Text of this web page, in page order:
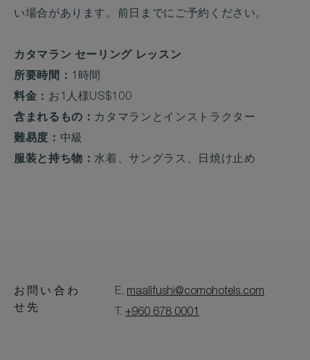
い場合があります。前日までにご予約ください。
カタマラン セーリング レッスン
所要時間：
1時間
料金： お1人様US$100
含まれるもの： カタマランとインストラクター
難易度： 中級
服装と持ち物：水着、サングラス、日焼け止め
お問い合わ
せ先
E. maalifushi@comohotels.com
T.+960 678 0001